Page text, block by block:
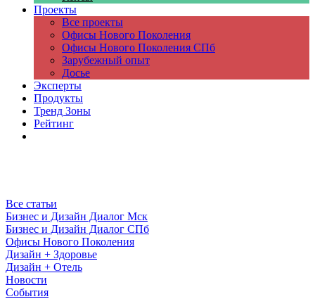
Проекты
Все проекты
Офисы Нового Поколения
Офисы Нового Поколения СПб
Зарубежный опыт
Досье
Эксперты
Продукты
Тренд Зоны
Рейтинг
Все статьи
Бизнес и Дизайн Диалог Мск
Бизнес и Дизайн Диалог СПб
Офисы Нового Поколения
Дизайн + Здоровье
Дизайн + Отель
Новости
События